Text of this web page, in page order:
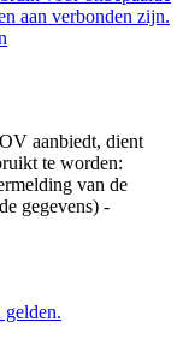
aan verbonden zijn.
aanbiedt, dient
te worden:
van de
gegevens) -
gelden.